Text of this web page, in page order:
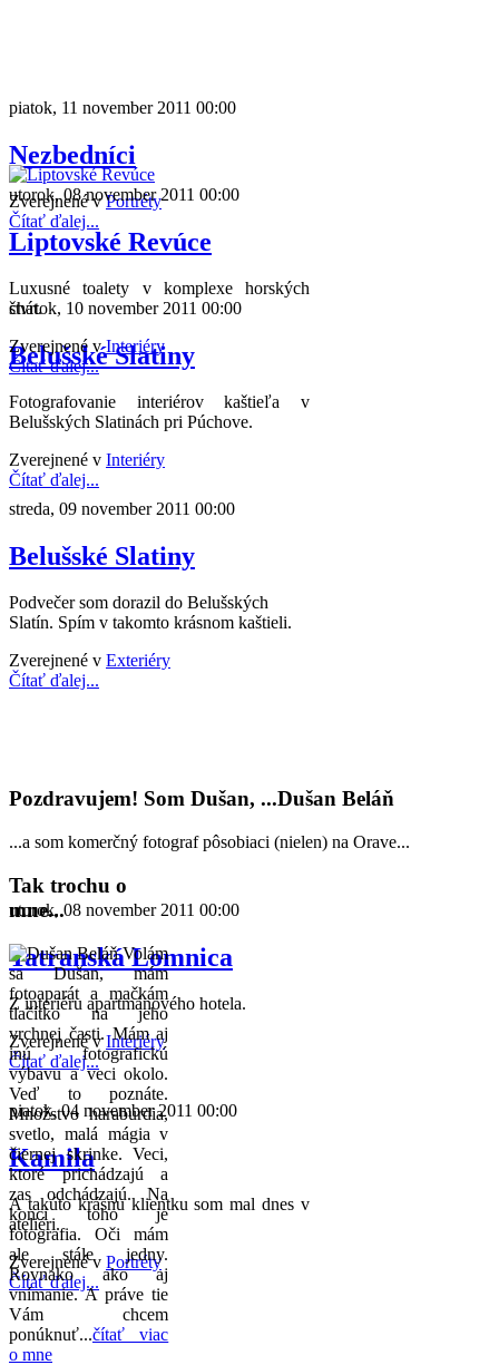
piatok, 11 november 2011 00:00
Nezbedníci
Zverejnené v Portréty
Čítať ďalej...
štvrtok, 10 november 2011 00:00
Belušské Slatiny
Fotografovanie interiérov kaštieľa v
Belušských Slatinách pri Púchove.
Zverejnené v Interiéry
Čítať ďalej...
streda, 09 november 2011 00:00
Belušské Slatiny
Podvečer som dorazil do Belušských
Slatín. Spím v takomto krásnom kaštieli.
Zverejnené v Exteriéry
Čítať ďalej...
utorok, 08 november 2011 00:00
Liptovské Revúce
Luxusné toalety v komplexe horských
chát.
Zverejnené v Interiéry
Čítať ďalej...
utorok, 08 november 2011 00:00
Tatranská Lomnica
Z interiéru apartmánového hotela.
Zverejnené v Interiéry
Čítať ďalej...
piatok, 04 november 2011 00:00
Kamila
A takúto krásnu klientku som mal dnes v
ateliéri.
Zverejnené v Portréty
Čítať ďalej...
Pozdravujem! Som Dušan, ...Dušan Beláň
...a som komerčný fotograf pôsobiaci (nielen) na Orave...
Tak trochu o
mne...
Volám
sa Dušan, mám
fotoaparát a mačkám
tlačítko na jeho
vrchnej časti. Mám aj
inú fotografickú
výbavu a veci okolo.
Veď to poznáte.
Množstvo haraburdia,
svetlo, malá mágia v
čiernej skrinke. Veci,
ktoré prichádzajú a
zas odchádzajú. Na
konci toho je
fotografia. Oči mám
ale stále jedny.
Rovnako ako aj
vnímanie. A práve tie
Vám chcem
ponúknuť...čítať viac
o mne